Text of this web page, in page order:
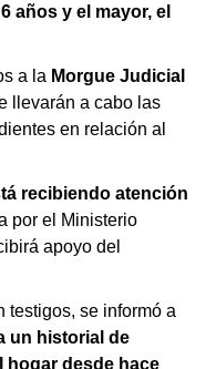
años y el mayor, el
a la Morgue Judicial
llevarán a cabo las
en relación al
recibiendo atención
por el Ministerio
apoyo del
testigos, se informó a
un historial de
hogar desde hace